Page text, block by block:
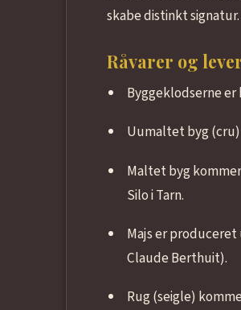
skabe distinkt signatur.
Råvarer og
Byggeklodserne
Uumaltet byg (cru)
Maltet byg
Silo i Tarn.
Majs er
Claude Berthuit).
Rug (seigle)